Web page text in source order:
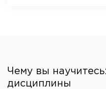
Чему вы
дисциплины